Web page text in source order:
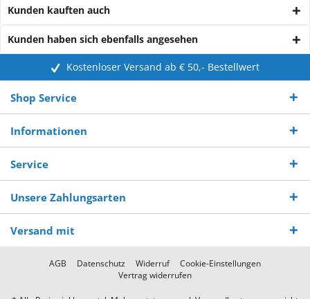
Kunden kauften auch
Kunden haben sich ebenfalls angesehen
Kostenloser Versand ab € 50,- Bestellwert
Shop Service
Informationen
Service
Unsere Zahlungsarten
Versand mit
AGB Datenschutz Widerruf
Cookie-Einstellungen
Vertrag widerrufen